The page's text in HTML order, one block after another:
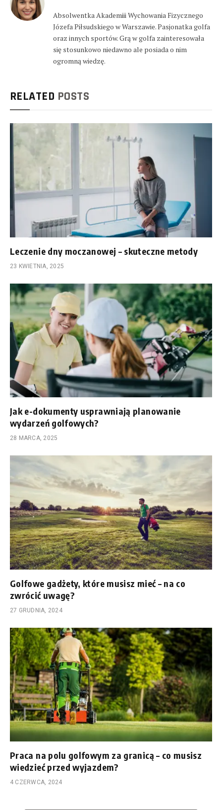
Absolwentka Akademiii Wychowania Fizycznego
Józefa Piłsudskiego w Warszawie. Pasjonatka golfa
oraz innych sportów. Grą w golfa zainteresowała
się stosunkowo niedawno ale posiada o nim
ogromną wiedzę.
RELATED POSTS
Leczenie dny moczanowej – skuteczne metody
23 KWIETNIA, 2025
Jak e-dokumenty usprawniają planowanie
wydarzeń golfowych?
28 MARCA, 2025
Golfowe gadżety, które musisz mieć – na co
zwrócić uwagę?
27 GRUDNIA, 2024
Praca na polu golfowym za granicą – co musisz
wiedzieć przed wyjazdem?
4 CZERWCA, 2024